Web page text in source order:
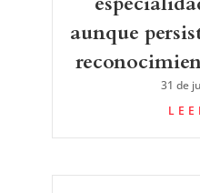
aunque
31 de